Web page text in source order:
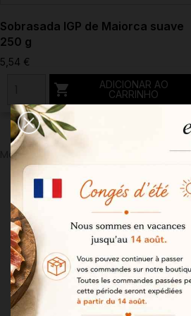
Sobrasada IGP de Maiorca suave
250 g
5,54 €

ADICIONAR AO
CARRINHO
Mostrando 1-4 de 4 item(ns)